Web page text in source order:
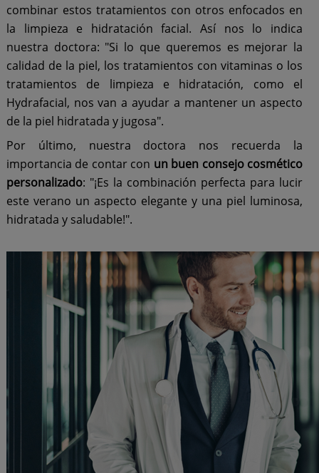
combinar estos tratamientos con otros enfocados en
la limpieza e hidratación facial. Así nos lo indica
nuestra doctora: "Si lo que queremos es mejorar la
calidad de la piel, los tratamientos con vitaminas o los
tratamientos de limpieza e hidratación, como el
Hydrafacial, nos van a ayudar a mantener un aspecto
de la piel hidratada y jugosa".
Por último, nuestra doctora nos recuerda la
importancia de contar con un buen consejo cosmético
personalizado: "¡Es la combinación perfecta para lucir
este verano un aspecto elegante y una piel luminosa,
hidratada y saludable!".